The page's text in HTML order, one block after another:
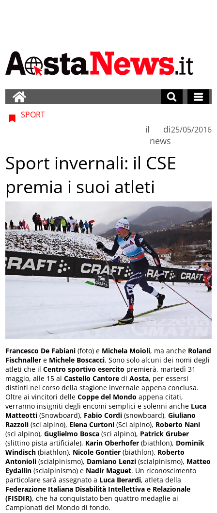
SPORT
di
news
il 25/05/2016
Sport invernali: il CSE
premia i suoi atleti
Francesco De Fabiani (foto) e Michela Moioli, ma anche Roland
Fischnaller e Michele Boscacci. Sono solo alcuni dei nomi degli
atleti che ilCentro sportivo esercito premierà, martedì 31
maggio, alle 15 alCastello Cantore diAosta, per essersi
distinti nel corso della stagione invernale appena conclusa.
Oltre ai vincitori delleCoppe del Mondo appena citati,
verranno insigniti degli encomi semplici e solenni anche Luca
Matteotti(Snowboard), Fabio Cordi (snowboard),Giuliano
Razzoli (sci alpino), Elena Curtoni (Sci alpino), Roberto Nani
(sci alpino),Guglielmo Bosca (sci alpino), Patrick Gruber
(slittino pista artificiale), Karin Oberhofer (biathlon), Dominik
Windisch (biathlon), Nicole Gontier (biathlon), Roberto
Antonioli (scialpinismo), Damiano Lenzi (scialpinismo), Matteo
Eydallin (scialpinismo) e Nadir Maguet. Un riconoscimento
particolare sarà assegnato a Luca Berardi, atleta della
Federazione Italiana Disabilità Intellettiva e Relazionale
(FISDIR), che ha conquistato ben quattro medaglie ai
Campionati del Mondo di fondo.